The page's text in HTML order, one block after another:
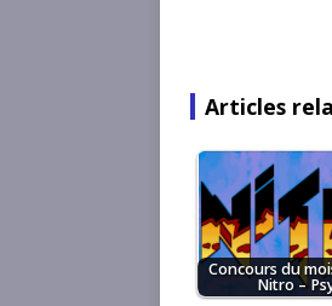
Articles
Concours du
Nitro –